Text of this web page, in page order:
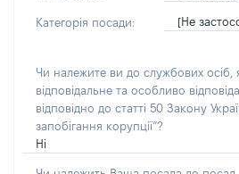
Категорія посади: [Не
Чи належите ви до службових осіб,
відповідальне та особливо
відповідно до статті 50 Закону
запобігання корупції”?
Ні